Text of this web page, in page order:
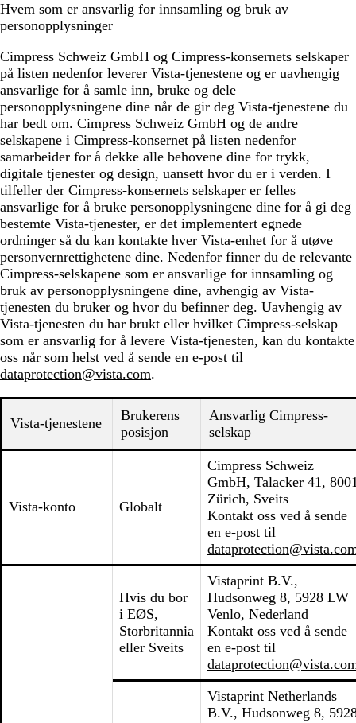
Hvem som er ansvarlig for innsamling og bruk av
personopplysninger
Cimpress Schweiz GmbH og Cimpress-konsernets selskaper
på listen nedenfor leverer Vista-tjenestene og er uavhengig
ansvarlige for å samle inn, bruke og dele
personopplysningene dine når de gir deg Vista-tjenestene du
har bedt om. Cimpress Schweiz GmbH og de andre
selskapene i Cimpress-konsernet på listen nedenfor
samarbeider for å dekke alle behovene dine for trykk,
digitale tjenester og design, uansett hvor du er i verden. I
tilfeller der Cimpress-konsernets selskaper er felles
ansvarlige for å bruke personopplysningene dine for å gi deg
bestemte Vista-tjenester, er det implementert egnede
ordninger så du kan kontakte hver Vista-enhet for å utøve
personvernrettighetene dine. Nedenfor finner du de relevante
Cimpress-selskapene som er ansvarlige for innsamling og
bruk av personopplysningene dine, avhengig av Vista-
tjenesten du bruker og hvor du befinner deg. Uavhengig av
Vista-tjenesten du har brukt eller hvilket Cimpress-selskap
som er ansvarlig for å levere Vista-tjenesten, kan du kontakte
oss når som helst ved å sende en e-post til
dataprotection@vista.com.
Vista-tjenestene
Brukerens
posisjon
Ansvarlig Cimpress-
selskap
Vista-konto Globalt
Cimpress Schweiz
GmbH, Talacker 41,
Zürich, Sveits
Kontakt oss ved å sende
en e-post til
Hvis du bor
i EØS,
Storbritannia
eller Sveits
Vistaprint B.V.,
Hudsonweg 8, 5928 LW
Venlo, Nederland
Kontakt oss ved å sende
en e-post til
Vistaprint Netherlands
B.V., Hudsonweg 8,